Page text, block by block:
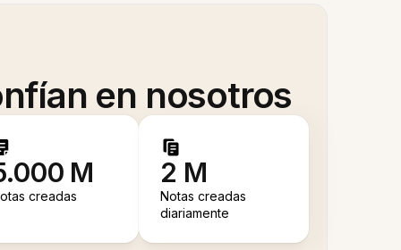
en nosotros
M
creadas
2 M
Notas creadas
diariamente